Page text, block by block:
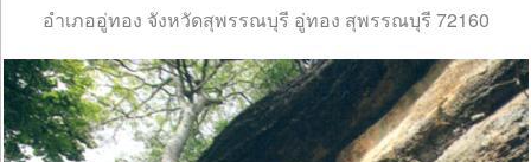
อำเภออู่ทอง จังหวัดสุพรรณบุรี อู่ทอง สุพรรณบุรี 72160